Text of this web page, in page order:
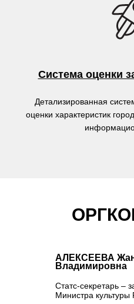
Система оценки
Детализированная
оценки характеристик
АЛЕКСЕЕВА
Владимировна
Статс-секретарь –
Министра культуры